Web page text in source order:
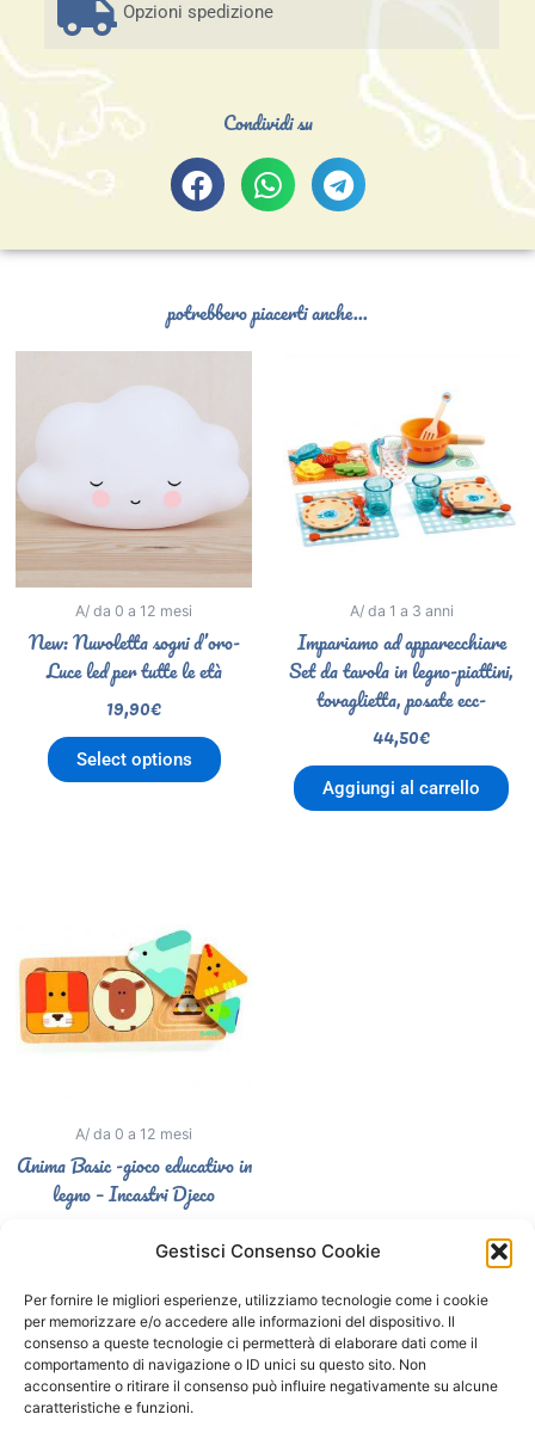
Gestisci Consenso Cookie
Per fornire le migliori esperienze, utilizziamo tecnologie come i cookie
per memorizzare e/o accedere alle informazioni del dispositivo. Il
consenso a queste tecnologie ci permetterà di elaborare dati come il
comportamento di navigazione o ID unici su questo sito. Non
acconsentire o ritirare il consenso può influire negativamente su alcune
caratteristiche e funzioni.
Opzioni spedizione
Condividi su
potrebbero piacerti anche...
A/ da 0 a 12 mesi
New: Nuvoletta sogni d’oro-
Luce led per tutte le età
19,90€
Select options
A/ da 1 a 3 anni
Impariamo ad apparecchiare
Set da tavola in legno-piattini,
tovaglietta, posate ecc-
44,50€
Aggiungi al carrello
A/ da 0 a 12 mesi
Anima Basic -gioco educativo in
legno – Incastri Djeco
Segui il Gatto Blu sui social